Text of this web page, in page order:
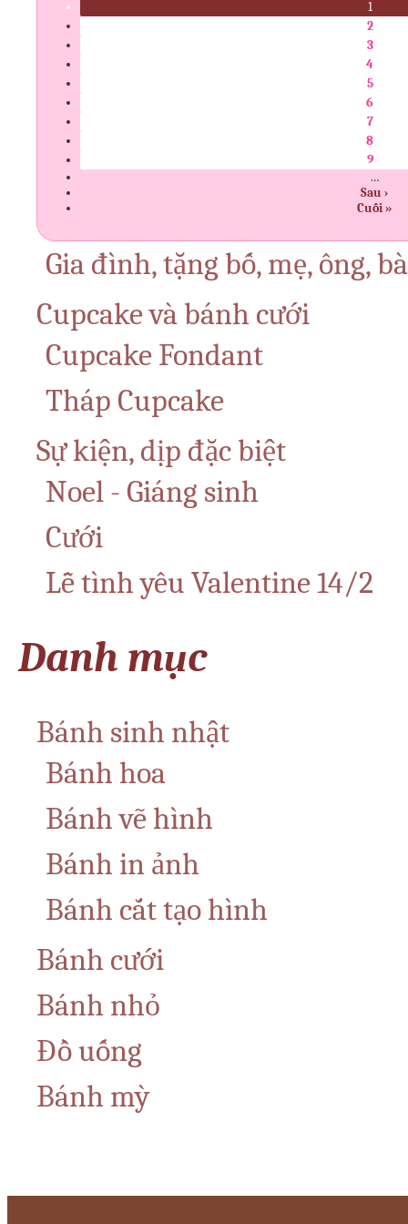
1
2
3
4
5
6
7
8
9
…
Sau ›
Cuối »
Gia đình, tặng bố, mẹ, ông,
Cupcake và bánh cưới
Cupcake Fondant
Tháp Cupcake
Sự kiện, dịp đặc biệt
Noel - Giáng sinh
Cưới
Lễ tình yêu Valentine 14/2
Danh mục
Bánh sinh nhật
Bánh hoa
Bánh vẽ hình
Bánh in ảnh
Bánh cắt tạo hình
Bánh cưới
Bánh nhỏ
Đồ uống
Bánh mỳ